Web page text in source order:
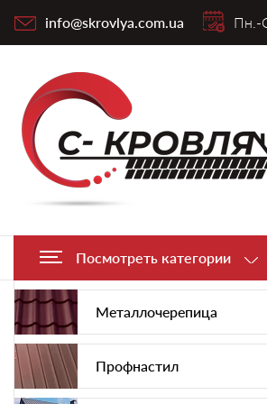
info@skrovlya.com.ua Пн.-
Посмотреть категории
Металлочерепица
Профнастил